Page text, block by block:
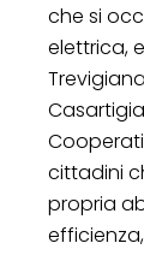
che si
elettrica,
cittadini
propria